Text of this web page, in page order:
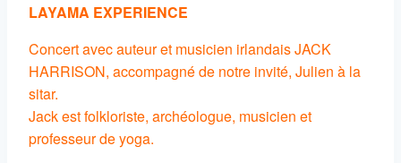
LAYAMA EXPERIENCE
Concert avec auteur et musicien irlandais JACK
HARRISON, accompagné de notre invité, Julien à la
sitar.
Jack est folkloriste, archéologue, musicien et
professeur de yoga.